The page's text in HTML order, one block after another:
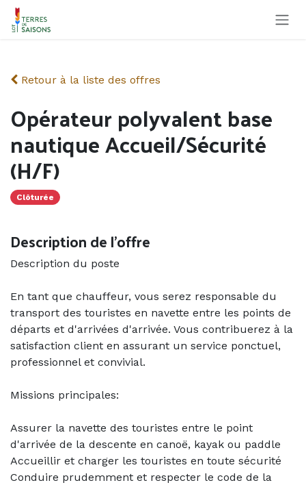
Se rendre au contenu
Retour à la liste des offres
Opérateur polyvalent base
nautique Accueil/Sécurité
(H/F)
Clôturée
Description de l'offre
Description du poste
En tant que chauffeur, vous serez responsable du
transport des touristes en navette entre les points de
départs et d'arrivées d'arrivée. Vous contribuerez à la
satisfaction client en assurant un service ponctuel,
professionnel et convivial.
Missions principales:
Assurer la navette des touristes entre le point
d'arrivée de la descente en canoë, kayak ou paddle
Accueillir et charger les touristes en toute sécurité
Conduire prudemment et respecter le code de la